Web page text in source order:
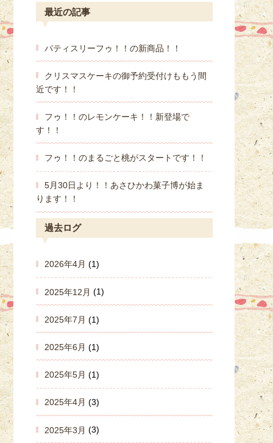
最近の記事
パティスリーフゥ！！の新商品！！
クリスマスケーキの御予約受付けももう間
近です！！
フゥ！！のレモンケーキ！！新登場で
す！！
フゥ！！のまるごと桃がスタートです！！
5月30日より！！あさひかわ菓子博が始ま
ります！！
過去ログ
2026年4月 (1)
2025年12月 (1)
2025年7月 (1)
2025年6月 (1)
2025年5月 (1)
2025年4月 (3)
2025年3月 (3)